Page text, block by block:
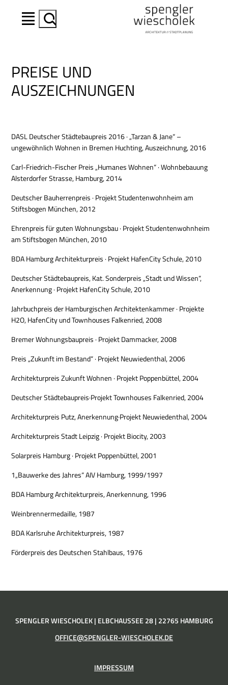
Suchen
PREISE UND
AUSZEICHNUNGEN
DASL Deutscher Städtebaupreis 2016 · „Tarzan & Jane“ –
ungewöhnlich Wohnen in Bremen Huchting, Auszeichnung, 2016
Carl-Friedrich-Fischer Preis „Humanes Wohnen“ · Wohnbebauung
Alsterdorfer Strasse, Hamburg, 2014
Deutscher Bauherrenpreis · Projekt Studentenwohnheim am
Stiftsbogen München, 2012
Ehrenpreis für guten Wohnungsbau · Projekt Studentenwohnheim
am Stiftsbogen München, 2010
BDA Hamburg Architekturpreis · Projekt HafenCity Schule, 2010
Deutscher Städtebaupreis, Kat. Sonderpreis „Stadt und Wissen“,
Anerkennung · Projekt HafenCity Schule, 2010
Jahrbuchpreis der Hamburgischen Architektenkammer · Projekte
H2O, HafenCity und Townhouses Falkenried, 2008
Bremer Wohnungsbaupreis · Projekt Dammacker, 2008
Preis „Zukunft im Bestand“ · Projekt Neuwiedenthal, 2006
Architekturpreis Zukunft Wohnen · Projekt Poppenbüttel, 2004
Deutscher Städtebaupreis·Projekt Townhouses Falkenried, 2004
Architekturpreis Putz, Anerkennung·Projekt Neuwiedenthal, 2004
Architekturpreis Stadt Leipzig · Projekt Biocity, 2003
Solarpreis Hamburg · Projekt Poppenbüttel, 2001
1„Bauwerke des Jahres“ AIV Hamburg, 1999/1997
BDA Hamburg Architekturpreis, Anerkennung, 1996
Weinbrennermedaille, 1987
BDA Karlsruhe Architekturpreis, 1987
Förderpreis des Deutschen Stahlbaus, 1976
SPENGLER WIESCHOLEK | ELBCHAUSSEE 28 | 22765 HAMBURG
OFFICE@SPENGLER-WIESCHOLEK.DE
IMPRESSUM